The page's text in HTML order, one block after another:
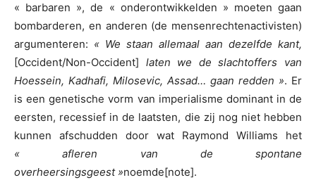
« barbaren », de « onderontwikkelden » moeten gaan
bombarderen, en anderen (de mensenrechtenactivisten)
argumenteren: « We staan allemaal aan dezelfde kant,
[Occident/Non-Occident] laten we de slachtoffers van
Hoessein, Kadhafi, Milosevic, Assad… gaan redden ». Er
is een genetische vorm van imperialisme dominant in de
eersten, recessief in de laatsten, die zij nog niet hebben
kunnen afschudden door wat Raymond Williams het
« afleren van de spontane
overheersingsgeest »noemde[note].